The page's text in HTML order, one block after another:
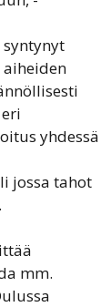
yhdessä
jossa tahot
mm.